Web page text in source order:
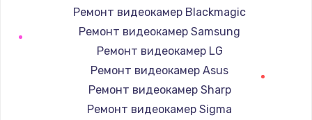
Ремонт видеокамер Blackmagic
Ремонт видеокамер Samsung
Ремонт видеокамер LG
Ремонт видеокамер Asus
Ремонт видеокамер Sharp
Ремонт видеокамер Sigma